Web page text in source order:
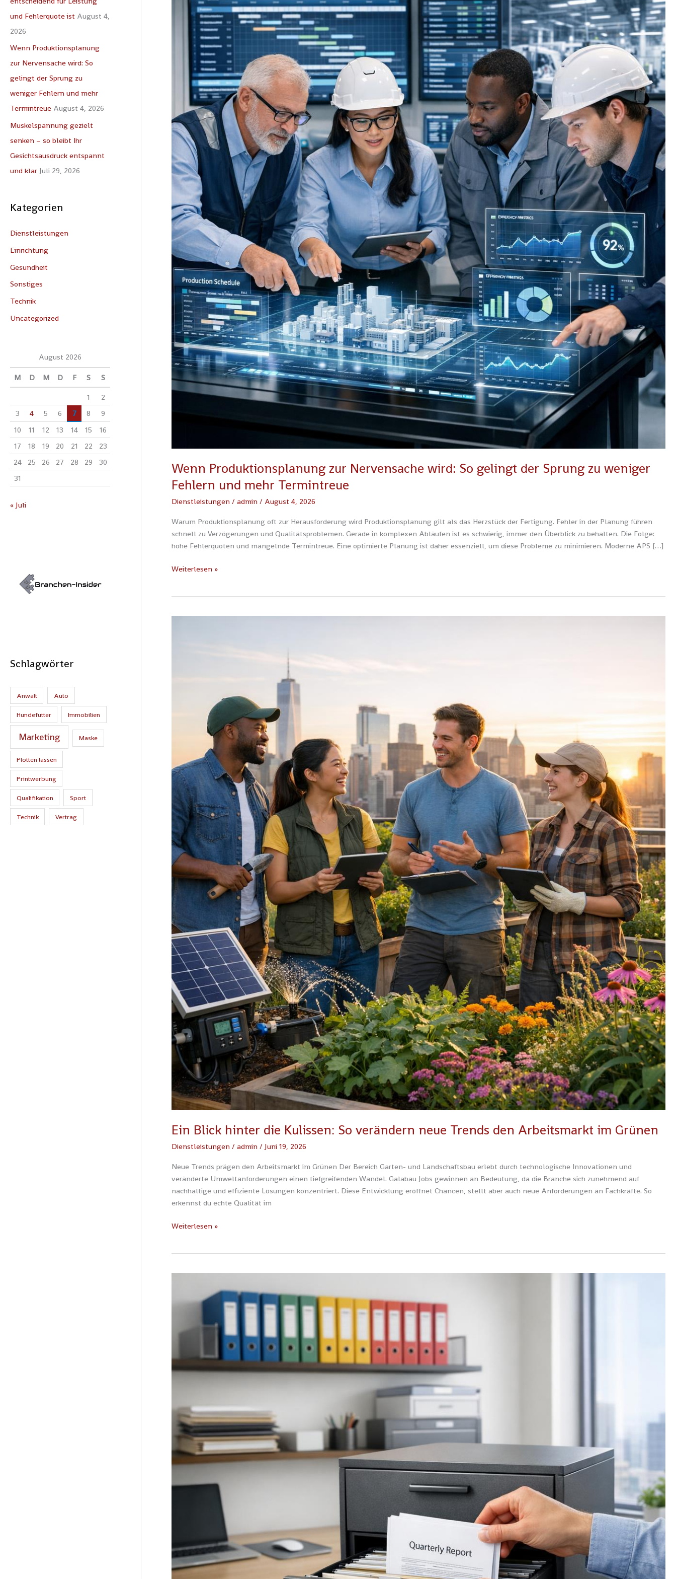
und Fehlerquote ist August 4,
2026
Wenn Produktionsplanung
zur Nervensache wird: So
gelingt der Sprung zu
weniger Fehlern und mehr
Termintreue August 4, 2026
Muskelspannung gezielt
senken – so bleibt Ihr
Gesichtsausdruck entspannt
und klar Juli 29, 2026
Kategorien
Dienstleistungen
Einrichtung
Gesundheit
Sonstiges
Technik
Uncategorized
August 2026
M D M D F S S
1
2
3
4 5 6 7 8
9
10
11 12 13 14 15
16
17
18 19 20 21 22
23
24
25 26 27 28 29
30
31
« Juli
Schlagwörter
Anwalt Auto
Hundefutter Immobilien
Marketing Maske
Plotten lassen
Printwerbung
Qualifikation Sport
Technik Vertrag
Wenn Produktionsplanung zur Nervensache wird: So gelingt der Sprung zu weniger
Fehlern und mehr Termintreue
Dienstleistungen / admin / August 4, 2026
Warum Produktionsplanung oft zur Herausforderung wird Produktionsplanung gilt als das Herzstück der Fertigung. Fehler in der Planung führen
schnell zu Verzögerungen und Qualitätsproblemen. Gerade in komplexen Abläufen ist es schwierig, immer den Überblick zu behalten. Die Folge:
hohe Fehlerquoten und mangelnde Termintreue. Eine optimierte Planung ist daher essenziell, um diese Probleme zu minimieren. Moderne APS […]
gelingt
Sprung
weniger
Fehlern
mehr
Termintreue
Weiterlesen »
Ein Blick hinter die Kulissen: So verändern neue Trends den Arbeitsmarkt im Grünen
Dienstleistungen / admin / Juni 19, 2026
Neue Trends prägen den Arbeitsmarkt im Grünen Der Bereich Garten- und Landschaftsbau erlebt durch technologische Innovationen und
veränderte Umweltanforderungen einen tiefgreifenden Wandel. Galabau Jobs gewinnen an Bedeutung, da die Branche sich zunehmend auf
nachhaltige und effiziente Lösungen konzentriert. Diese Entwicklung eröffnet Chancen, stellt aber auch neue Anforderungen an Fachkräfte. So
erkennst du echte Qualität im
Arbeitsmarkt
Grünen
Weiterlesen »
Zentimeter
Ablagesysteme
Ihren